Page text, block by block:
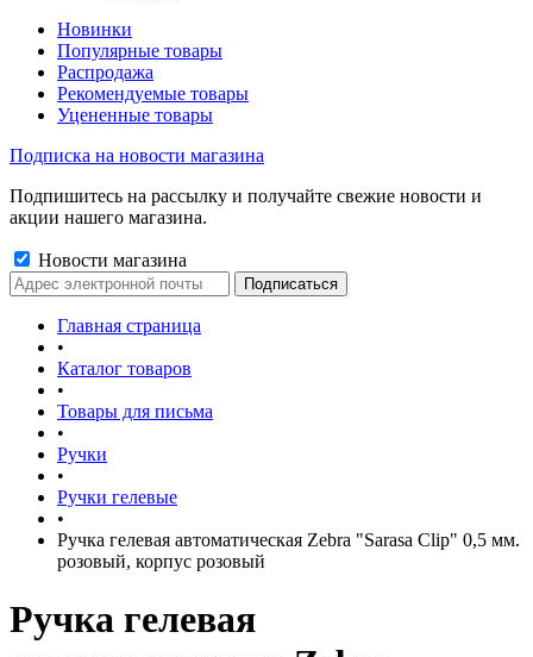
Новинки
Популярные товары
Распродажа
Рекомендуемые товары
Уцененные товары
Подписка на новости магазина
Подпишитесь на рассылку и получайте свежие новости и
акции нашего магазина.
Новости магазина
Главная страница
•
Каталог товаров
•
Товары для письма
•
Ручки
•
Ручки гелевые
•
Ручка гелевая автоматическая Zebra "Sarasa Clip" 0,5 мм.
розовый, корпус розовый
Ручка гелевая